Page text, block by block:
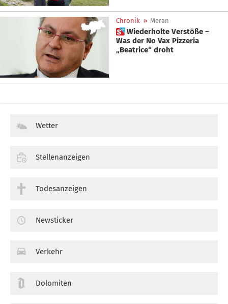
Chronik » Meran
 Wiederholte Verstöße –
Was der No Vax Pizzeria
„Beatrice“ droht
Wetter
Stellenanzeigen
Todesanzeigen
Newsticker
Verkehr
Dolomiten